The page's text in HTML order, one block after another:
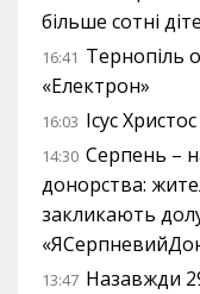
більше сотні
16:41 Тернопіль
«Електрон»
16:03 Ісус
14:30 Серпень –
донорства:
закликають
13:47 Назавжди